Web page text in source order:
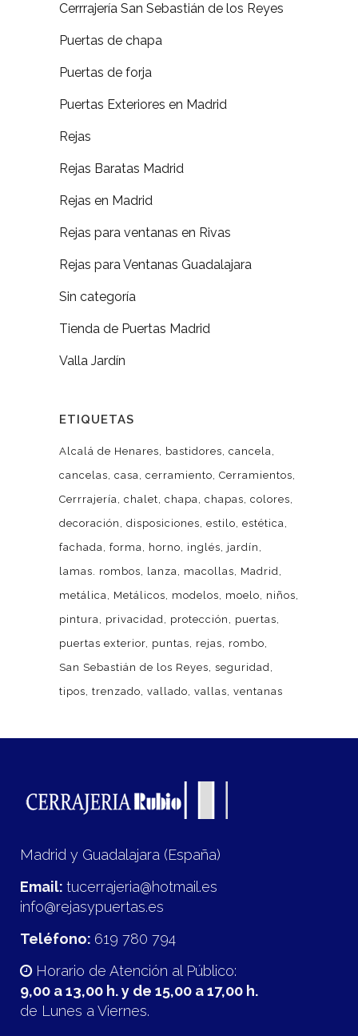
Cerrrajería San Sebastián de los Reyes
Puertas de chapa
Puertas de forja
Puertas Exteriores en Madrid
Rejas
Rejas Baratas Madrid
Rejas en Madrid
Rejas para ventanas en Rivas
Rejas para Ventanas Guadalajara
Sin categoría
Tienda de Puertas Madrid
Valla Jardín
ETIQUETAS
Alcalá de Henares bastidores cancela
cancelas casa cerramiento Cerramientos
Cerrrajería chalet chapa chapas colores
decoración
disposiciones estilo estética
fachada forma horno inglés
jardín
lamas. rombos
lanza macollas
Madrid
metálica
Metálicos modelos moelo
niños
pintura
privacidad protección
puertas
puertas exterior puntas rejas
rombo
San Sebastián de los Reyes seguridad
tipos trenzado vallado vallas ventanas
Madrid y Guadalajara (España)
Email: tucerrajeria@hotmail.es
info@rejasypuertas.es
Teléfono: 619 780 794
Horario de Atención al Público:
9,00 a 13,00 h. y de 15,00 a 17,00 h.
de Lunes a Viernes.